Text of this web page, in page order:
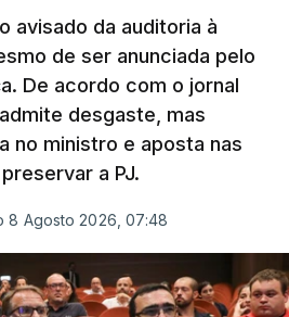
avisado da auditoria à
de ser anunciada pelo
De acordo com o jornal
desgaste, mas
no ministro e aposta nas
a PJ.
8 Agosto 2026, 07:48